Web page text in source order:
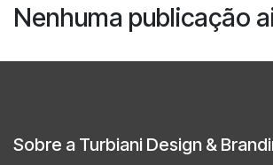
Nenhuma publicação
Sobre a Turbiani Design &